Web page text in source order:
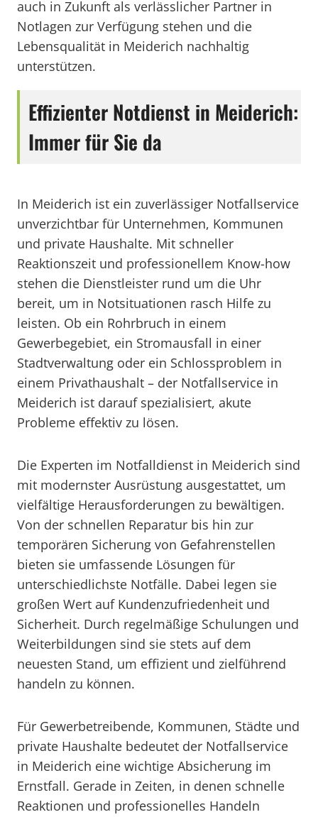
auch in Zukunft als verlässlicher Partner in
Notlagen zur Verfügung stehen und die
Lebensqualität in Meiderich nachhaltig
unterstützen.
Effizienter Notdienst in Meiderich:
Immer für Sie da
In Meiderich ist ein zuverlässiger Notfallservice
unverzichtbar für Unternehmen, Kommunen
und private Haushalte. Mit schneller
Reaktionszeit und professionellem Know-how
stehen die Dienstleister rund um die Uhr
bereit, um in Notsituationen rasch Hilfe zu
leisten. Ob ein Rohrbruch in einem
Gewerbegebiet, ein Stromausfall in einer
Stadtverwaltung oder ein Schlossproblem in
einem Privathaushalt – der Notfallservice in
Meiderich ist darauf spezialisiert, akute
Probleme effektiv zu lösen.
Die Experten im Notfalldienst in Meiderich sind
mit modernster Ausrüstung ausgestattet, um
vielfältige Herausforderungen zu bewältigen.
Von der schnellen Reparatur bis hin zur
temporären Sicherung von Gefahrenstellen
bieten sie umfassende Lösungen für
unterschiedlichste Notfälle. Dabei legen sie
großen Wert auf Kundenzufriedenheit und
Sicherheit. Durch regelmäßige Schulungen und
Weiterbildungen sind sie stets auf dem
neuesten Stand, um effizient und zielführend
handeln zu können.
Für Gewerbetreibende, Kommunen, Städte und
private Haushalte bedeutet der Notfallservice
in Meiderich eine wichtige Absicherung im
Ernstfall. Gerade in Zeiten, in denen schnelle
Reaktionen und professionelles Handeln